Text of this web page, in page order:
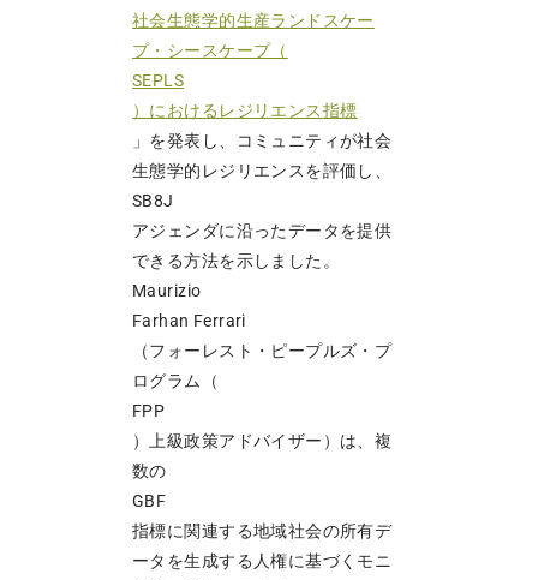
社会生態学的生産ランドスケー
プ・シースケープ（
SEPLS
）におけるレジリエンス指標
」を発表し、コミュニティが社会
生態学的レジリエンスを評価し、
SB8J
アジェンダに沿ったデータを提供
できる方法を示しました。
Maurizio
Farhan Ferrari
（フォーレスト・ピープルズ・プ
ログラム（
FPP
）上級政策アドバイザー）は、複
数の
GBF
指標に関連する地域社会の所有デ
ータを生成する人権に基づくモニ